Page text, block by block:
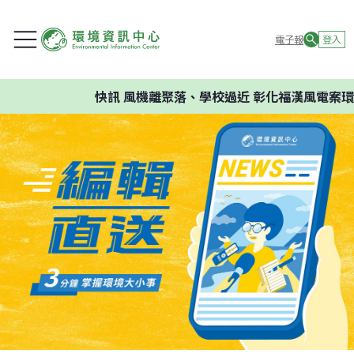
電子報 登入
快訊風機離聚落、學校過近 彰化福漢風電案環